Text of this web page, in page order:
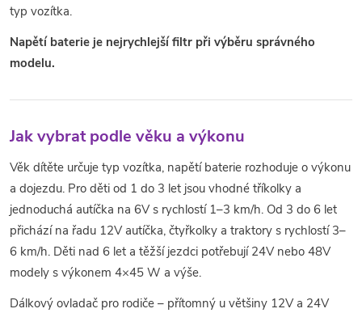
typ vozítka.
Napětí baterie je nejrychlejší filtr při výběru správného
modelu.
Jak vybrat podle věku a výkonu
Věk dítěte určuje typ vozítka, napětí baterie rozhoduje o výkonu
a dojezdu. Pro děti od 1 do 3 let jsou vhodné tříkolky a
jednoduchá autíčka na 6V s rychlostí 1–3 km/h. Od 3 do 6 let
přichází na řadu 12V autíčka, čtyřkolky a traktory s rychlostí 3–
6 km/h. Děti nad 6 let a těžší jezdci potřebují 24V nebo 48V
modely s výkonem 4×45 W a výše.
Dálkový ovladač pro rodiče – přítomný u většiny 12V a 24V